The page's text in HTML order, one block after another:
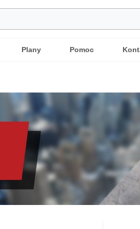
Plany Pomoc